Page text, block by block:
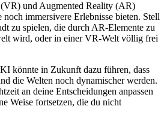
und Augmented Reality (AR)
immersivere Erlebnisse bieten. Stell
zu spielen, die durch AR-Elemente zu
wird, oder in einer VR-Welt völlig frei
könnte in Zukunft dazu führen, dass
die Welten noch dynamischer werden.
an deine Entscheidungen anpassen
Weise fortsetzen, die du nicht